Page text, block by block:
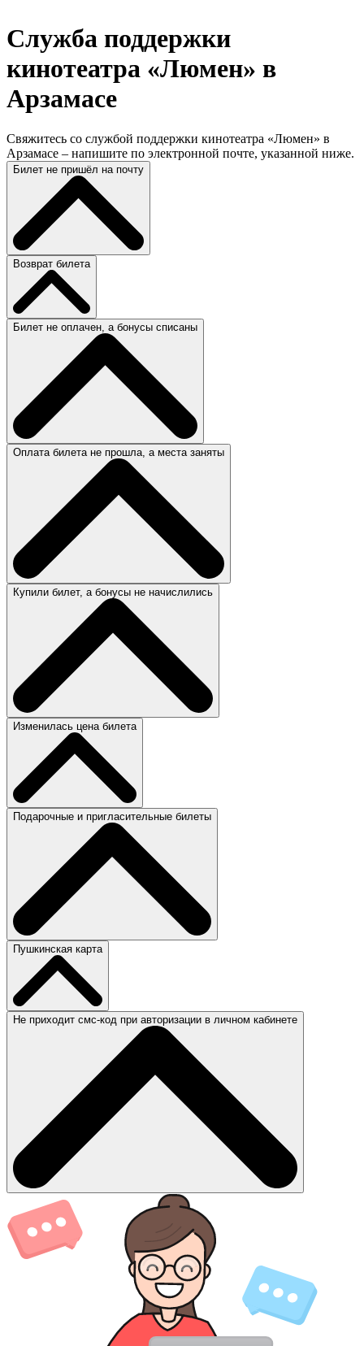
Служба поддержки
кинотеатра «Люмен» в
Арзамасе
Свяжитесь со службой поддержки кинотеатра «Люмен» в
Арзамасе – напишите по электронной почте, указанной ниже.
Билет не пришёл на почту
Возврат билета
Билет не оплачен, а бонусы списаны
Оплата билета не прошла, а места заняты
Купили билет, а бонусы не начислились
Изменилась цена билета
Подарочные и пригласительные билеты
Пушкинская карта
Не приходит смс-код при авторизации в личном кабинете